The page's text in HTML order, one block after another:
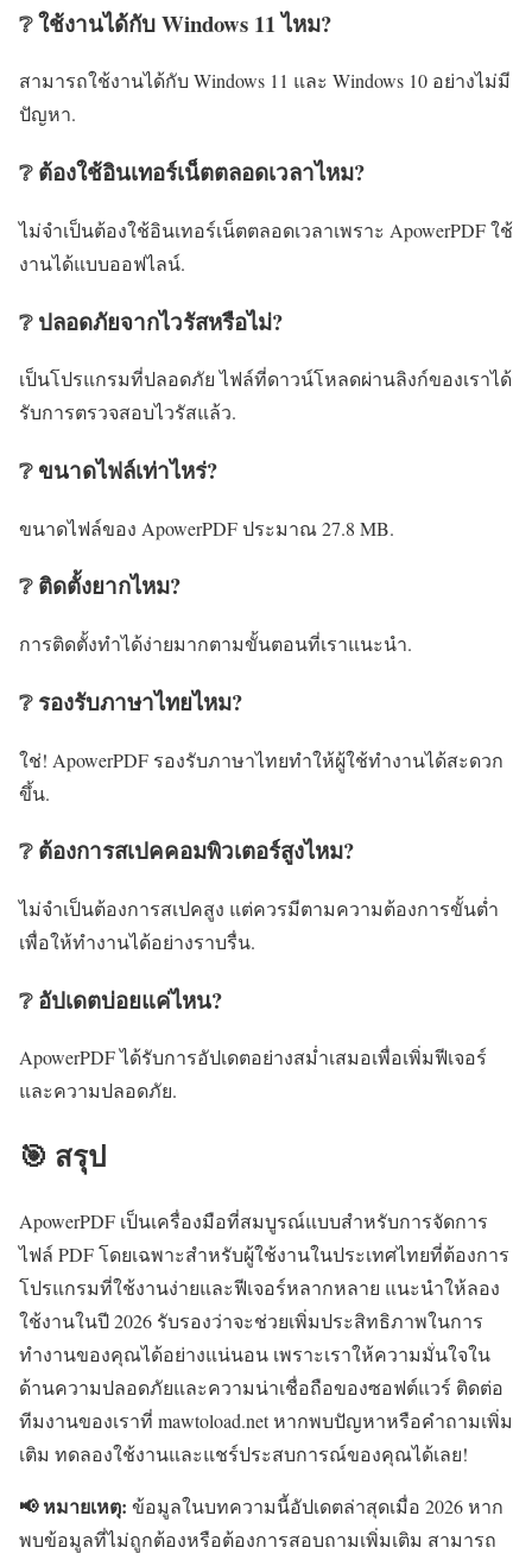
❔ ใช้งานได้กับ Windows 11 ไหม?
สามารถใช้งานได้กับ Windows 11 และ Windows 10 อย่างไม่มี
ปัญหา.
❔ ต้องใช้อินเทอร์เน็ตตลอดเวลาไหม?
ไม่จำเป็นต้องใช้อินเทอร์เน็ตตลอดเวลาเพราะ ApowerPDF ใช้
งานได้แบบออฟไลน์.
❔ ปลอดภัยจากไวรัสหรือไม่?
เป็นโปรแกรมที่ปลอดภัย ไฟล์ที่ดาวน์โหลดผ่านลิงก์ของเราได้
รับการตรวจสอบไวรัสแล้ว.
❔ ขนาดไฟล์เท่าไหร่?
ขนาดไฟล์ของ ApowerPDF ประมาณ 27.8 MB.
❔ ติดตั้งยากไหม?
การติดตั้งทำได้ง่ายมากตามขั้นตอนที่เราแนะนำ.
❔ รองรับภาษาไทยไหม?
ใช่! ApowerPDF รองรับภาษาไทยทำให้ผู้ใช้ทำงานได้สะดวก
ขึ้น.
❔ ต้องการสเปคคอมพิวเตอร์สูงไหม?
ไม่จำเป็นต้องการสเปคสูง แต่ควรมีตามความต้องการขั้นต่ำ
เพื่อให้ทำงานได้อย่างราบรื่น.
❔ อัปเดตบ่อยแค่ไหน?
ApowerPDF ได้รับการอัปเดตอย่างสม่ำเสมอเพื่อเพิ่มฟีเจอร์
และความปลอดภัย.
🎯 สรุป
ApowerPDF เป็นเครื่องมือที่สมบูรณ์แบบสำหรับการจัดการ
ไฟล์ PDF โดยเฉพาะสำหรับผู้ใช้งานในประเทศไทยที่ต้องการ
โปรแกรมที่ใช้งานง่ายและฟีเจอร์หลากหลาย แนะนำให้ลอง
ใช้งานในปี 2026 รับรองว่าจะช่วยเพิ่มประสิทธิภาพในการ
ทำงานของคุณได้อย่างแน่นอน เพราะเราให้ความมั่นใจใน
ด้านความปลอดภัยและความน่าเชื่อถือของซอฟต์แวร์ ติดต่อ
ทีมงานของเราที่ mawtoload.net หากพบปัญหาหรือคำถามเพิ่ม
เติม ทดลองใช้งานและแชร์ประสบการณ์ของคุณได้เลย!
📢 หมายเหตุ: ข้อมูลในบทความนี้อัปเดตล่าสุดเมื่อ 2026 หาก
พบข้อมูลที่ไม่ถูกต้องหรือต้องการสอบถามเพิ่มเติม สามารถ